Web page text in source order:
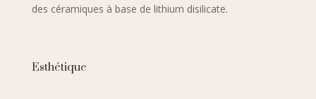
des céramiques à base de lithium disilicate.
Esthétique